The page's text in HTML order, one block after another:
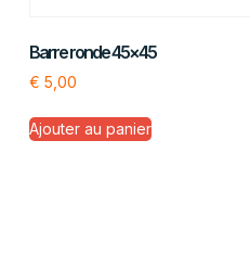
Barre ronde 45×45
€ 5,00
Ajouter au panier